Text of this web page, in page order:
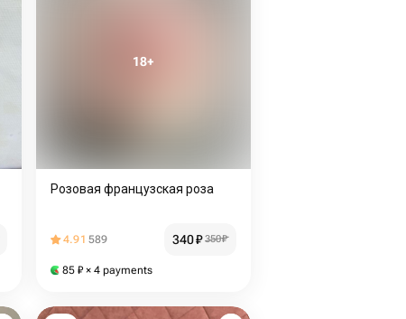
Розовая французская роза
4.91 589 340₽ 350₽
85 ₽ × 4 payments